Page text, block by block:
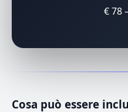
€ 78
Cosa può essere